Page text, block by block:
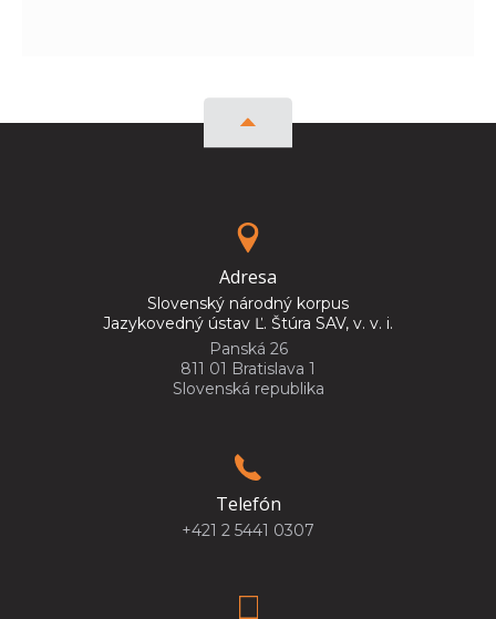
Adresa
Slovenský národný korpus
Jazykovedný ústav Ľ. Štúra SAV, v. v. i.
Panská 26
811 01 Bratislava 1
Slovenská republika
Telefón
+421 2 5441 0307